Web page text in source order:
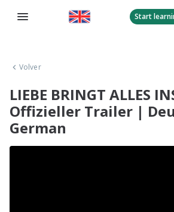
Start
Volver
LIEBE BRINGT ALLES
Offizieller Trailer |
German